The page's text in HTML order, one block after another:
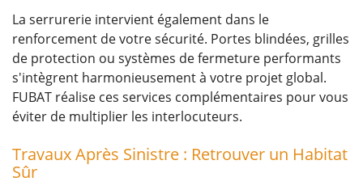
La serrurerie intervient également dans le
renforcement de votre sécurité. Portes blindées, grilles
de protection ou systèmes de fermeture performants
s'intègrent harmonieusement à votre projet global.
FUBAT réalise ces services complémentaires pour vous
éviter de multiplier les interlocuteurs.
Travaux Après Sinistre : Retrouver un Habitat
Sûr